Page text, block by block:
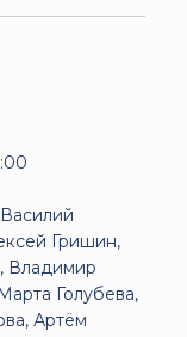
Гришин,
Владимир
Голубева,
Артём